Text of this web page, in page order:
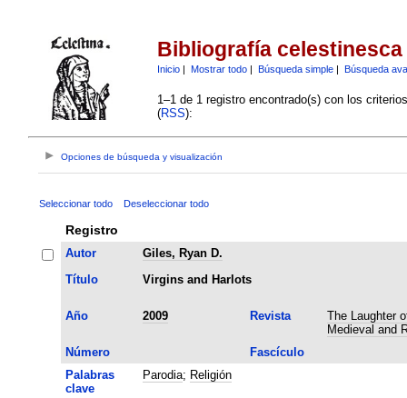
Bibliografía celestinesca
Inicio| Mostrar todo| Búsqueda simple| Búsqueda
1–1 de 1 registro encontrado(s) con los
(RSS):
Opciones de búsqueda y visualización
Seleccionar todo Deseleccionar todo
Registro
Autor
Giles, Ryan D.
Título
Virgins and Harlots
Año 2009 Revista
The Laughter
Medieval and
Número
Fascículo
Palabras
clave
Parodia; Religión